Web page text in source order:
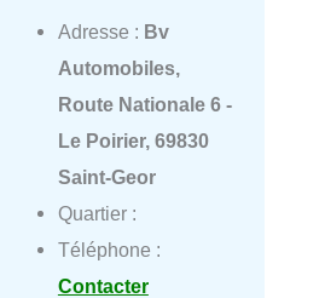
Adresse : Bv
Automobiles,
Route Nationale 6 -
Le Poirier, 69830
Saint-Geor
Quartier :
Téléphone :
Contacter